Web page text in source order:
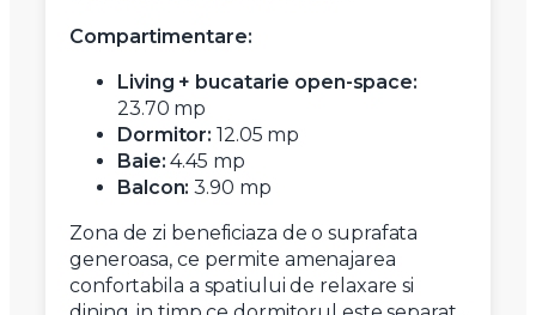
Compartimentare:
Living + bucatarie open-space:
23.70 mp
Dormitor: 12.05 mp
Baie: 4.45 mp
Balcon: 3.90 mp
Zona de zi beneficiaza de o suprafata
generoasa, ce permite amenajarea
confortabila a spatiului de relaxare si